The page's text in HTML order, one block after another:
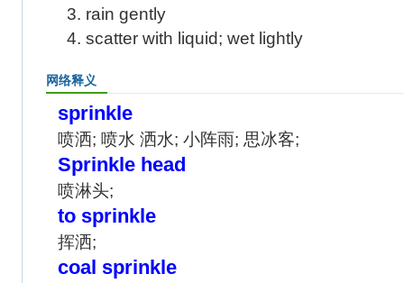
3. rain gently
4. scatter with liquid; wet lightly
网络释义
sprinkle
喷洒; 喷水 洒水; 小阵雨; 思冰客;
Sprinkle head
喷淋头;
to sprinkle
挥洒;
coal sprinkle